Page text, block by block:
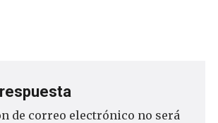
de correo electrónico no será